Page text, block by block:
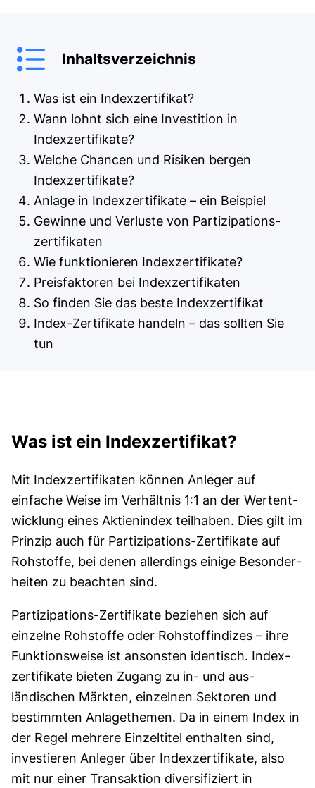
Inhaltsverzeichnis
Was ist ein Indexzertifikat?
Wann lohnt sich eine Investition in
Indexzertifikate?
Welche Chancen und Risiken bergen
Indexzertifikate?
Anlage in Indexzertifikate – ein Beispiel
Gewinne und Verluste von Partizipations­
zerti­fi­katen
Wie funktionieren Indexzertifikate?
Preisfaktoren bei Indexzertifikaten
So finden Sie das beste Indexzertifikat
Index-Zertifikate handeln – das sollten Sie
tun
Was ist ein Indexzertifikat?
Mit Index­zertifikaten können Anleger auf
einfache Weise im Verhält­nis 1:1 an der Wert­ent­
wick­lung eines Aktien­index teilhaben. Dies gilt im
Prinzip auch für Partizipations-Zertifikate auf
Rohstoffe, bei denen aller­dings einige Besonder­
heiten zu beachten sind.
Partizipations-Zertifikate beziehen sich auf
einzelne Rohstoffe oder Rohstoffindizes – ihre
Funktions­weise ist ansonsten identisch. Index­
zertifikate bieten Zugang zu in- und aus­
ländischen Märkten, einzelnen Sektoren und
bestimmten Anlage­themen. Da in einem Index in
der Regel mehrere Einzel­titel enthalten sind,
investieren Anleger über Index­zertifikate, also
mit nur einer Transaktion diversifiziert in